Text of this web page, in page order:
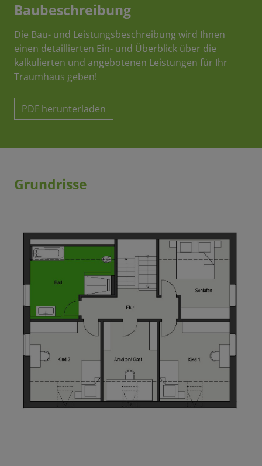
Baubeschreibung
Die Bau- und Leistungsbeschreibung wird Ihnen
einen detaillierten Ein- und Überblick über die
kalkulierten und angebotenen Leistungen für Ihr
Traumhaus geben!
PDF herunterladen
Grundrisse